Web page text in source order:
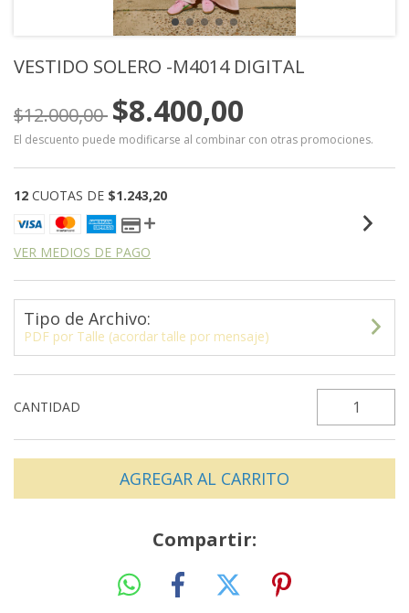
VESTIDO SOLERO -M4014 DIGITAL
$12.000,00 $8.400,00
El descuento puede modificarse al combinar con otras promociones.
12 CUOTAS DE $1.243,20
VER MEDIOS DE PAGO
Tipo de Archivo:
PDF por Talle (acordar talle por mensaje)
CANTIDAD
Compartir: